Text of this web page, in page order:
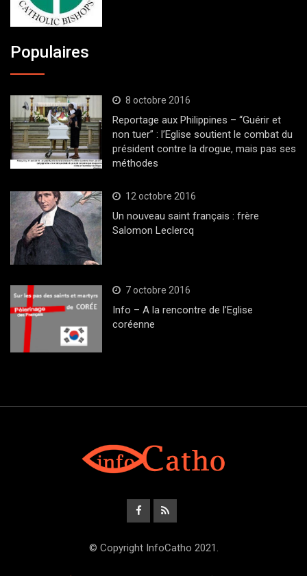
Populaires
8 octobre 2016
Reportage aux Philippines – “Guérir et
non tuer” : l’Eglise soutient le combat du
président contre la drogue, mais pas ses
méthodes
12 octobre 2016
Un nouveau saint français : frère
Salomon Leclercq
7 octobre 2016
Info – A la rencontre de l’Eglise
coréenne
© Copyright InfoCatho 2021.